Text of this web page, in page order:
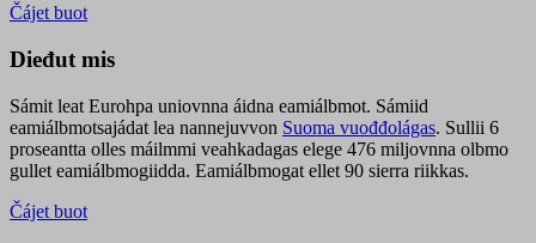
Čájet buot
Dieđut mis
Sámit leat Eurohpa uniovnna áidna eamiálbmot. Sámiid
eamiálbmotsajádat lea nannejuvvon Suoma vuođđolágas. Sullii 6
proseantta olles máilmmi veahkadagas elege 476 miljovnna olbmo
gullet eamiálbmogiidda. Eamiálbmogat ellet 90 sierra riikkas.
Čájet buot